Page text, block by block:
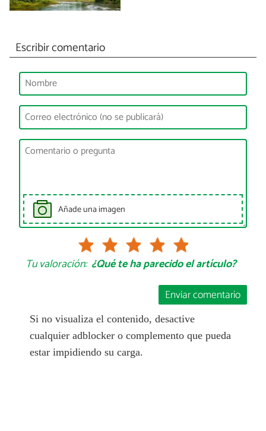
Escribir comentario
Añade una imagen
Tu valoración: ¿Qué te ha parecido el artículo?
Enviar comentario
Si no visualiza el contenido, desactive
cualquier adblocker o complemento que pueda
estar impidiendo su carga.